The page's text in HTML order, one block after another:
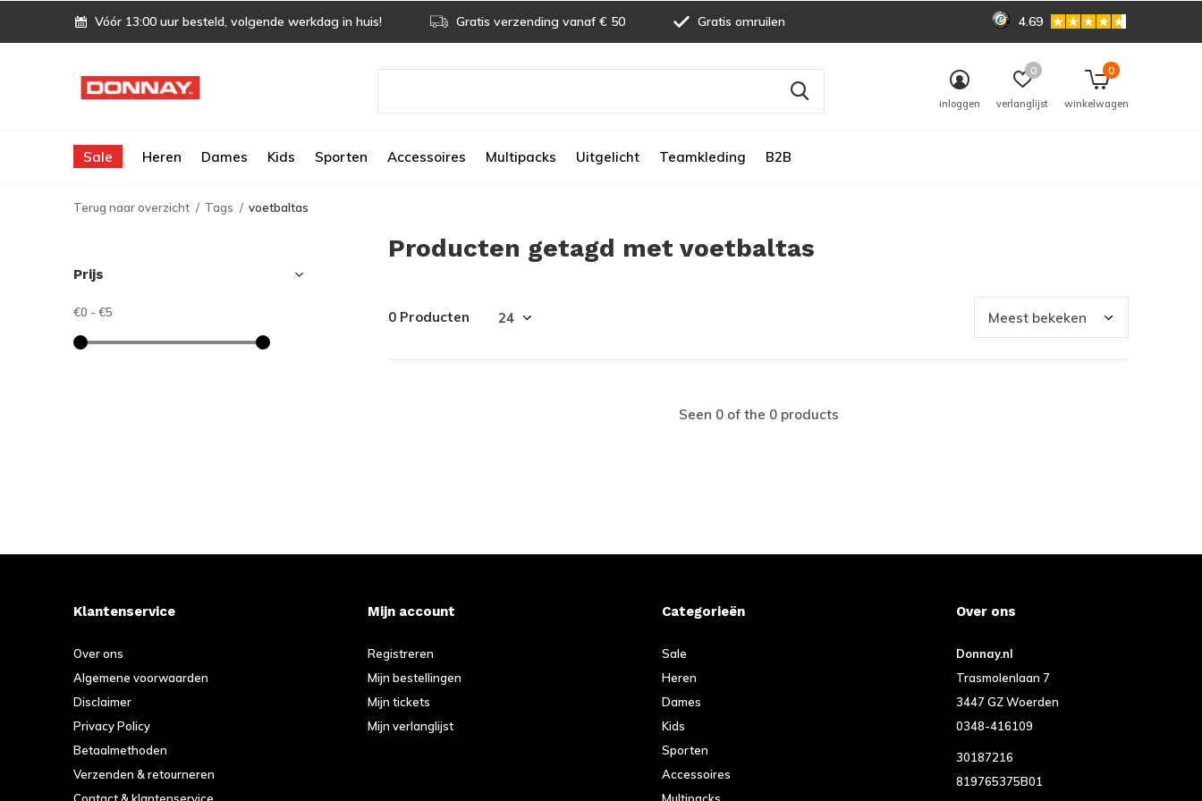
Sale Heren Dames Kids Sporten Accessoires Multipacks Uitgelicht Teamkleding B2B
inloggen verlanglijst
0
winkelwagen
0
Vóór 13:00 uur besteld, volgende werkdag in huis! Gratis verzending vanaf € 50 Gratis omruilen 4.69
Terug naar overzicht Tags voetbaltas
Producten getagd met voetbaltas
0 Producten
Seen 0 of the 0 products
Prijs
€0 - €5
Klantenservice
Over ons
Algemene voorwaarden
Disclaimer
Privacy Policy
Betaalmethoden
Verzenden & retourneren
Mijn account
Registreren
Mijn bestellingen
Mijn tickets
Mijn verlanglijst
Categorieën
Sale
Heren
Dames
Kids
Sporten
Accessoires
Over ons
Donnay.nl
Trasmolenlaan 7
3447 GZ Woerden
0348-416109
30187216
819765375B01